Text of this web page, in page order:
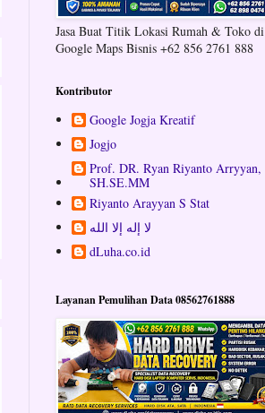
Jasa Buat Titik Lokasi Rumah & Toko di
Google Maps Bisnis +62 856 2761 888
Kontributor
Google Jogja Kreatif
Jogjo
Prof. DR. Ryan Riyanto Arryyan,
SH.SE.MM
Riyanto Arayyan S Stat
لا إله إلا الله
dLuha.co.id
Layanan Pemulihan Data 08562761888